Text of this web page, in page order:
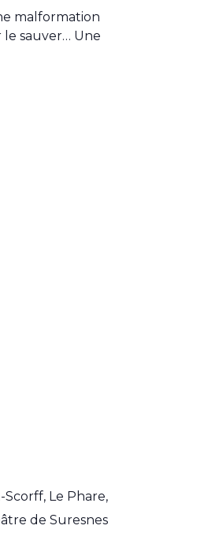
malformation
le sauver… Une
Le Phare,
de Suresnes